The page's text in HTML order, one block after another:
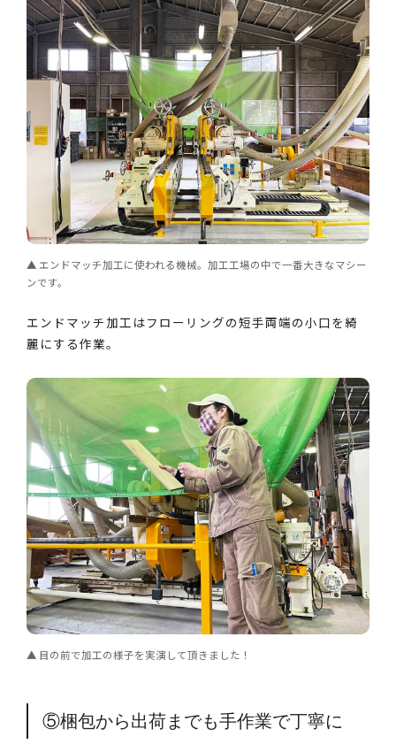
エンドマッチ加工に使われる機械。加工工場の中で一番大きなマシー
ンです。
エンドマッチ加工はフローリングの短手両端の小口を綺
麗にする作業。
目の前で加工の様子を実演して頂きました！
⑤梱包から出荷までも手作業で丁寧に